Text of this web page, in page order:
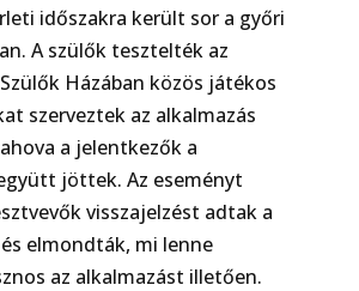
időszakra került sor a győri
A szülők tesztelték az
Házában közös játékos
szerveztek az alkalmazás
a jelentkezők a
jöttek. Az eseményt
visszajelzést adtak a
elmondták, mi lenne
az alkalmazást illetően.